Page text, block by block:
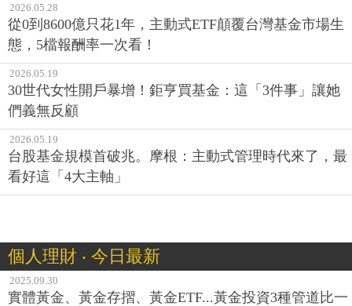
2026.05.28
從0到8600億只花1年，主動式ETF顛覆台灣基金市場生
態，5檔報酬率一次看！
2026.05.19
30世代女性開戶暴增！鉅亨買基金：這「3件事」讓她
們義無反顧
2026.05.19
台股基金規模首破兆。摩根：主動式管理時代來了，最
看好這「4大主軸」
個人理財 ‧ 今日最新
2025.09.30
實體黃金、黃金存摺、黃金ETF...黃金投資3種管道比一